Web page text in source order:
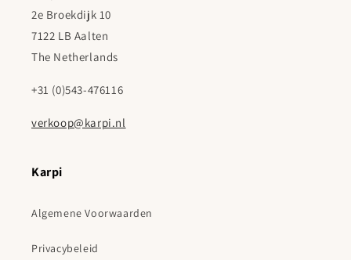
2e Broekdijk 10
7122 LB Aalten
The Netherlands
+31 (0)543-476116
verkoop@karpi.nl
Karpi
Algemene Voorwaarden
Privacybeleid